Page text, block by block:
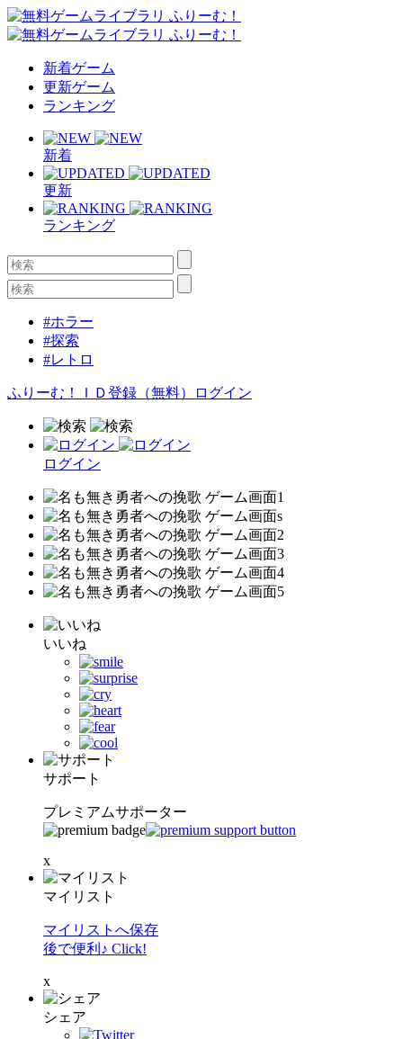
新着ゲーム
更新ゲーム
ランキング
新着
更新
ランキング
#ホラー
#探索
#レトロ
ふりーむ！ＩＤ登録（無料） ログイン
ログイン
いいね
サポート
プレミアムサポーター
x
マイリスト
マイリストへ保存
後で便利♪ Click!
x
シェア